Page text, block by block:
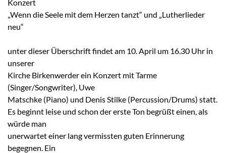
Konzert
„Wenn die Seele mit dem Herzen tanzt“ und „Lutherlieder
neu“
unter dieser Überschrift findet am 10. April um 16.30 Uhr in
unserer
Kirche Birkenwerder ein Konzert mit Tarme
(Singer/Songwriter), Uwe
Matschke (Piano) und Denis Stilke (Percussion/Drums) statt.
Es beginnt leise und schon der erste Ton begrüßt einen, als
würde man
unerwartet einer lang vermissten guten Erinnerung
begegnen. Ein